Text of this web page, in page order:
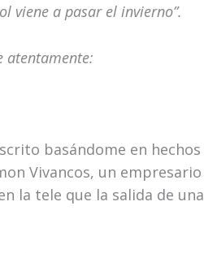
viene a pasar el invierno”.
atentamente:
basándome en hechos
Vivancos, un empresario
la tele que la salida de una